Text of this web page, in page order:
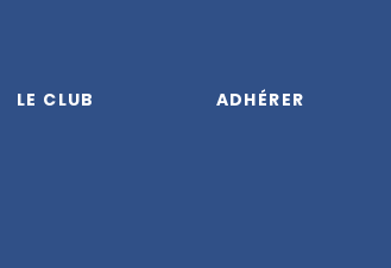
LE CLUB ADHÉRER